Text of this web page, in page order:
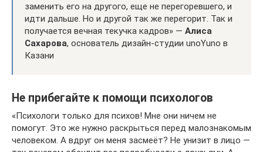
заменить его на другого, еще не перегоревшего, и
идти дальше. Но и другой так же перегорит. Так и
получается вечная текучка кадров» — Алиса
Сахарова, основатель дизайн-студии unoYuno в
Казани
Не прибегайте к помощи психологов
«Психологи только для психов! Мне они ничем не
помогут. Это же нужно раскрыться перед малознакомым
человеком. А вдруг он меня засмеёт? Не унизит в лицо —